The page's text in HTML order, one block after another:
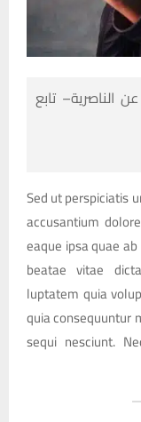
الناصرية– تابع
Sed ut perspiciatis
accusantium
eaque ipsa quae
beatae vitae
luptatem quia
quia consequuntur
sequi nesciunt.